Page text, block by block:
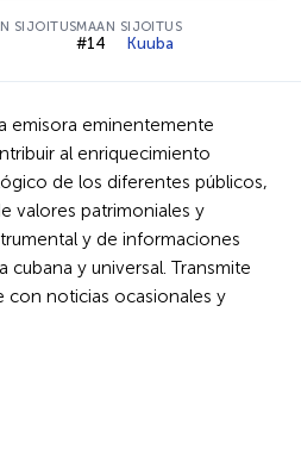
SIJOITUSMAAN SIJOITUS
#14 Kuuba
emisora eminentemente
al enriquecimiento
de los diferentes públicos,
valores patrimoniales y
y de informaciones
cubana y universal. Transmite
con noticias ocasionales y